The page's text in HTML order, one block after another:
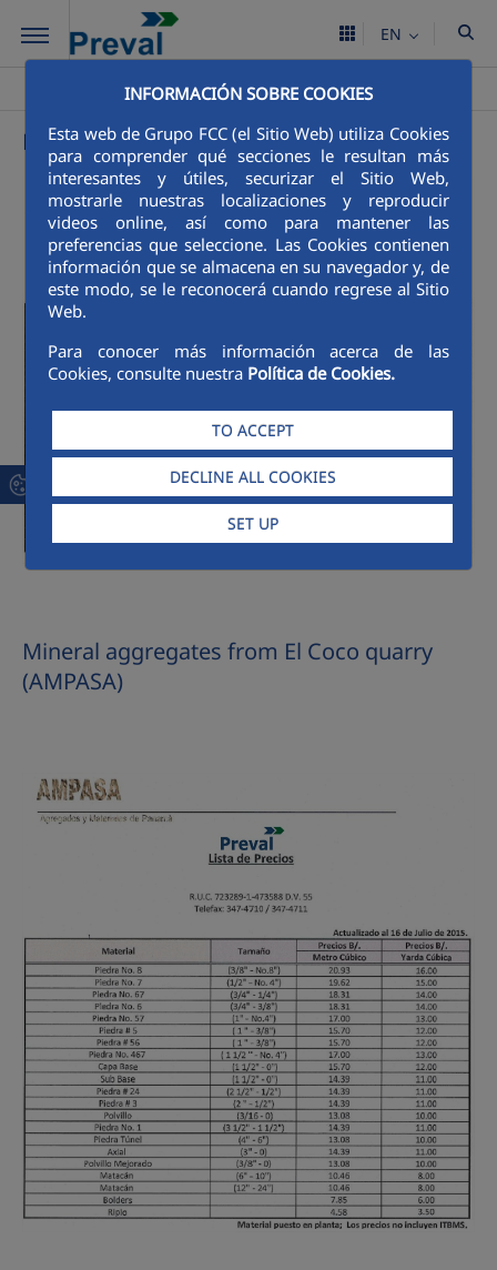
Skip to Main Content
INFORMACIÓN SOBRE COOKIES
Esta web de Grupo FCC (el Sitio Web) utiliza Cookies
para comprender qué secciones le resultan más
interesantes y útiles, securizar el Sitio Web,
mostrarle nuestras localizaciones y reproducir
videos online, así como para mantener las
preferencias que seleccione. Las Cookies contienen
información que se almacena en su navegador y, de
este modo, se le reconocerá cuando regrese al Sitio
Web.
Para conocer más información acerca de las
Cookies, consulte nuestra Política de Cookies.
TO ACCEPT
DECLINE ALL COOKIES
SET UP
EN
Products and prices
Mineral aggregates from La Valdeza quarry
Mineral aggregates from El Coco quarry
(AMPASA)